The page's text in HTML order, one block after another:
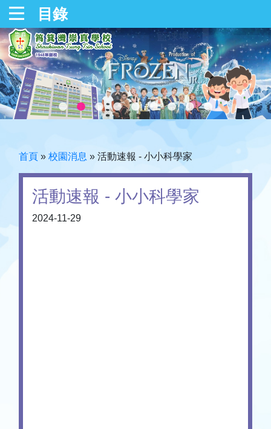
目錄
首頁 » 校園消息 » 活動速報 - 小小科學家
活動速報 - 小小科學家
2024-11-29